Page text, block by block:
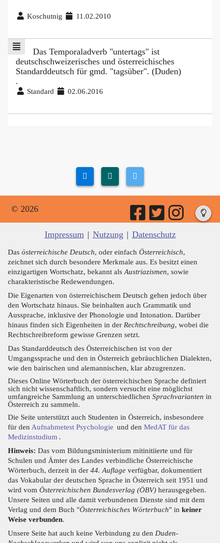
Koschutnig 11.02.2010
Das Temporaladverb "untertags" ist
deutschschweizerisches und österreichisches
Standarddeutsch für gmd. "tagsüber". (Duden)
.
Standard 02.06.2016
© 2026
Impressum | Nutzung | Datenschutz
Das österreichische Deutsch, oder einfach Österreichisch,
zeichnet sich durch besondere Merkmale aus. Es besitzt einen
einzigartigen Wortschatz, bekannt als Austriazismen, sowie
charakteristische Redewendungen.
Die Eigenarten von österreichischem Deutsch gehen jedoch über
den Wortschatz hinaus. Sie beinhalten auch Grammatik und
Aussprache, inklusive der Phonologie und Intonation. Darüber
hinaus finden sich Eigenheiten in der Rechtschreibung, wobei die
Rechtschreibreform gewisse Grenzen setzt.
Das Standarddeutsch des Österreichischen ist von der
Umgangssprache und den in Österreich gebräuchlichen Dialekten,
wie den bairischen und alemannischen, klar abzugrenzen.
Dieses Online Wörterbuch der österreichischen Sprache definiert
sich nicht wissenschaftlich, sondern versucht eine möglichst
umfangreiche Sammlung an unterschiedlichen Sprachvarianten in
Österreich zu sammeln.
Die Seite unterstützt auch Studenten in Österreich, insbesondere
für den Aufnahmetest Psychologie und den MedAT für das
Medizinstudium .
Hinweis: Das vom Bildungsministerium mitinitiierte und für
Schulen und Ämter des Landes verbindliche Österreichische
Wörterbuch, derzeit in der 44. Auflage verfügbar, dokumentiert
das Vokabular der deutschen Sprache in Österreich seit 1951 und
wird vom Österreichischen Bundesverlag (ÖBV) herausgegeben.
Unsere Seiten und alle damit verbundenen Dienste sind mit dem
Verlag und dem Buch "Österreichisches Wörterbuch" in keiner
Weise verbunden.
Unsere Seite hat auch keine Verbindung zu den Duden-